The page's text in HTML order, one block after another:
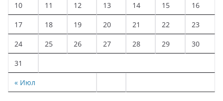
« Июл
10 11 12 13 14 15 16
17 18 19 20 21 22 23
24 25 26 27 28 29 30
31